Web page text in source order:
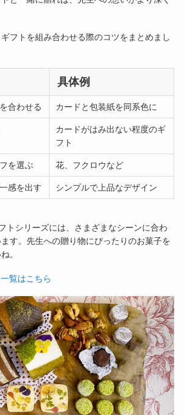
フトを組み合わせる際のコツをまとめまし
具体例
合わせる カードと包装紙を同系色に
カードがはみ出ない程度のギ
フト
を選ぶ 花、フクロウなど
感を出す シンプルで上品なデザイン
トシリーズには、さまざまなシーンに合わ
す。先生への贈り物にぴったりのお菓子を
。
覧はこちら